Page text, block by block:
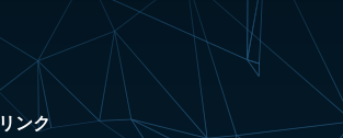
リンク